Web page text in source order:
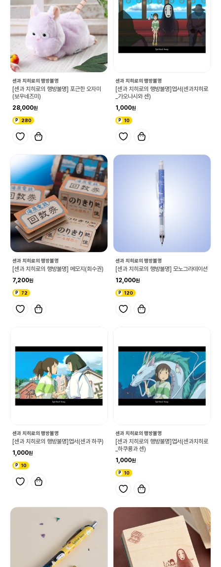
센과 치히로의 행방불명
[센과 치히로의 행방불명] 포근한 오자미
(보우네즈미)
28,000
280
센과 치히로의 행방불명
[센과 치히로의 행방불명]엽서(센과치히로
_가오나시와 센)
1,000
10
센과 치히로의 행방불명
[센과 치히로의 행방불명] 메모지(회수권)
7,200
72
센과 치히로의 행방불명
[센과 치히로의 행방불명] 모노그라데이션
12,000
120
센과 치히로의 행방불명
[센과 치히로의 행방불명]엽서(센과 하쿠)
1,000
10
센과 치히로의 행방불명
[센과 치히로의 행방불명]엽서(센과치히로
_하쿠룡과 센)
1,000
10